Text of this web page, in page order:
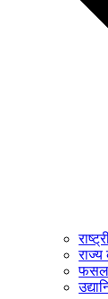
फसल